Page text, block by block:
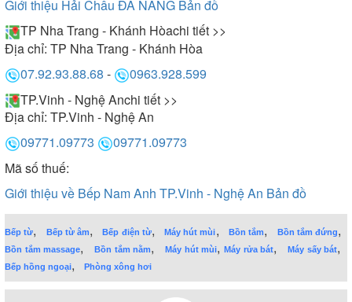
Giới thiệu Hải Châu ĐÀ NẴNG Bản đồ
TP Nha Trang - Khánh Hòachi tiết >>
Địa chỉ: TP Nha Trang - Khánh Hòa
07.92.93.88.68 -
0963.928.599
TP.Vinh - Nghệ Anchi tiết >>
Địa chỉ: TP.Vinh - Nghệ An
09771.09773
09771.09773
Mã số thuế:
Giới thiệu về Bếp Nam Anh TP.Vinh - Nghệ An Bản đồ
Bếp từ, Bếp từ âm,Bếp điện từ,Máy hút mùi, Bồn tắm, Bồn tắm đứng,
Bồn tắm massage,Bồn tắm nằm,Máy hút mùi,Máy rửa bát,Máy sấy bát,
Bếp hồng ngoại, Phòng xông hơi